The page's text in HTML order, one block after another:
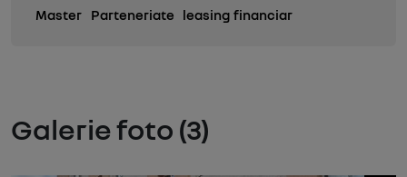
Master Parteneriate leasing financiar
Galerie foto (3)